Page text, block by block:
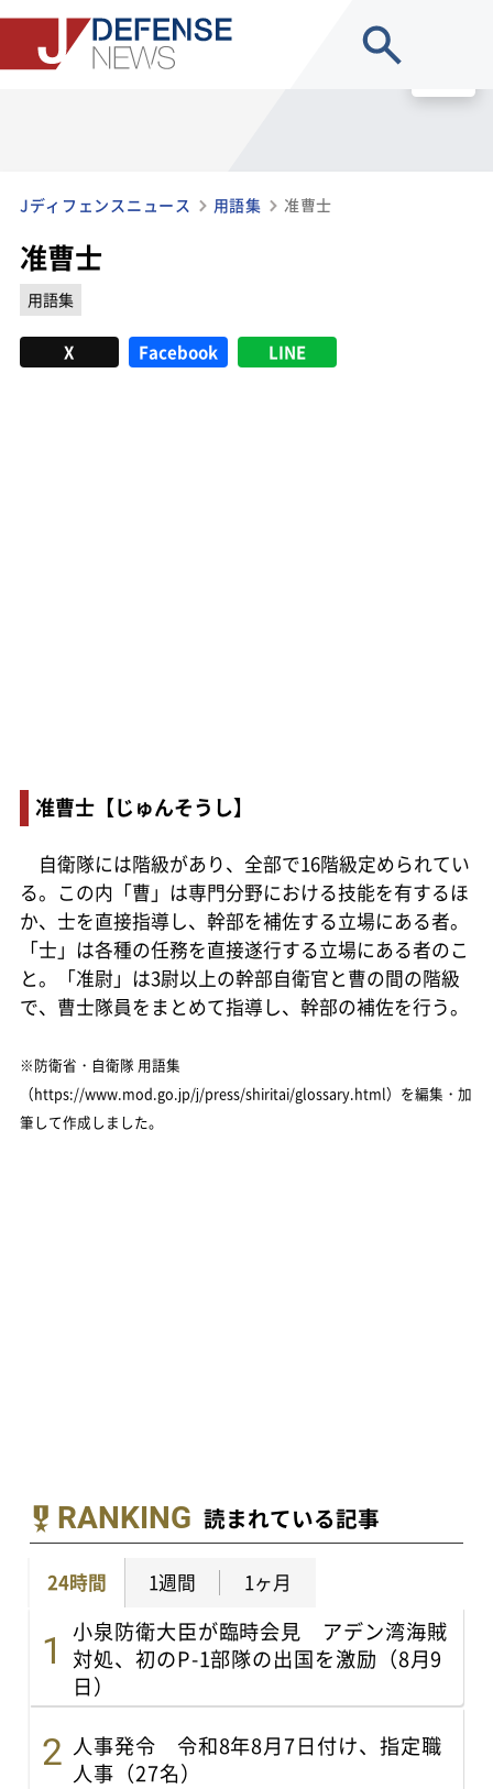
Jディフェンスニュース 用語集 准曹士
准曹士
用語集
X Facebook LINE
准曹士【じゅんそうし】
自衛隊には階級があり、全部で16階級定められてい
る。この内「曹」は専門分野における技能を有するほ
か、士を直接指導し、幹部を補佐する立場にある者。
「士」は各種の任務を直接遂行する立場にある者のこ
と。「准尉」は3尉以上の幹部自衛官と曹の間の階級
で、曹士隊員をまとめて指導し、幹部の補佐を行う。
※防衛省・自衛隊 用語集
（https://www.mod.go.jp/j/press/shiritai/glossary.html）を編集・加
筆して作成しました。
RANKING 読まれている記事
24時間 1週間 1ヶ月
小泉防衛大臣が臨時会見 アデン湾海賊
対処、初のP-1部隊の出国を激励（8月9
日）
人事発令 令和8年8月7日付け、指定職
人事（27名）